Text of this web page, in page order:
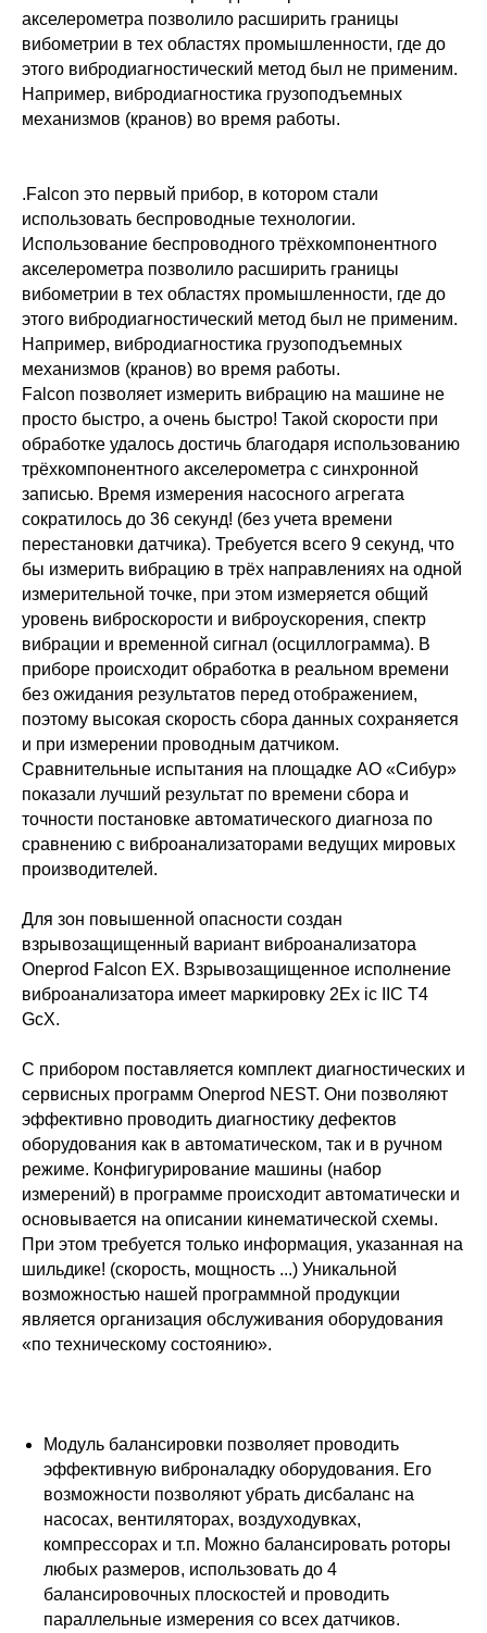
акселерометра позволило расширить границы
вибометрии в тех областях промышленности, где до
этого вибродиагностический метод был не применим.
Например, вибродиагностика грузоподъемных
механизмов (кранов) во время работы.
.Falcon это первый прибор, в котором стали
использовать беспроводные технологии.
Использование беспроводного трёхкомпонентного
акселерометра позволило расширить границы
вибометрии в тех областях промышленности, где до
этого вибродиагностический метод был не применим.
Например, вибродиагностика грузоподъемных
механизмов (кранов) во время работы.
Falcon позволяет измерить вибрацию на машине не
просто быстро, а очень быстро! Такой скорости при
обработке удалось достичь благодаря использованию
трёхкомпонентного акселерометра с синхронной
записью. Время измерения насосного агрегата
сократилось до 36 секунд! (без учета времени
перестановки датчика). Требуется всего 9 секунд, что
бы измерить вибрацию в трёх направлениях на одной
измерительной точке, при этом измеряется общий
уровень виброскорости и виброускорения, спектр
вибрации и временной сигнал (осциллограмма). В
приборе происходит обработка в реальном времени
без ожидания результатов перед отображением,
поэтому высокая скорость сбора данных сохраняется
и при измерении проводным датчиком.
Сравнительные испытания на площадке АО «Сибур»
показали лучший результат по времени сбора и
точности постановке автоматического диагноза по
сравнению с виброанализаторами ведущих мировых
производителей.
Для зон повышенной опасности создан
взрывозащищенный вариант виброанализатора
Oneprod Falcon EX. Взрывозащищенное исполнение
виброанализатора имеет маркировку 2Ex ic IIC T4
GcX.
С прибором поставляется комплект диагностических и
сервисных программ Oneprod NEST. Они позволяют
эффективно проводить диагностику дефектов
оборудования как в автоматическом, так и в ручном
режиме. Конфигурирование машины (набор
измерений) в программе происходит автоматически и
основывается на описании кинематической схемы.
При этом требуется только информация, указанная на
шильдике! (скорость, мощность ...) Уникальной
возможностью нашей программной продукции
является организация обслуживания оборудования
«по техническому состоянию».
Модуль балансировки позволяет проводить
эффективную виброналадку оборудования. Его
возможности позволяют убрать дисбаланс на
насосах, вентиляторах, воздуходувках,
компрессорах и т.п. Можно балансировать роторы
любых размеров, использовать до 4
балансировочных плоскостей и проводить
параллельные измерения со всех датчиков.